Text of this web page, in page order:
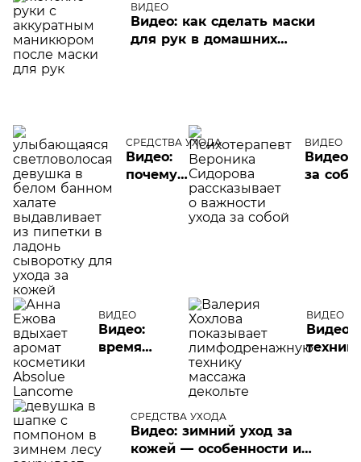
ВИДЕО
Видео: как сделать маски
для рук в домашних
СРЕДСТВА УХОДА
Видео:
почему
гиалуроновые
сыворотки
сегодня в
ВИДЕО
Видео:
за
ВИДЕО
Видео:
время
можно
назвать
роскошным
ВИДЕО
Видео:
СРЕДСТВА УХОДА
Видео: зимний уход за
кожей — особенности и